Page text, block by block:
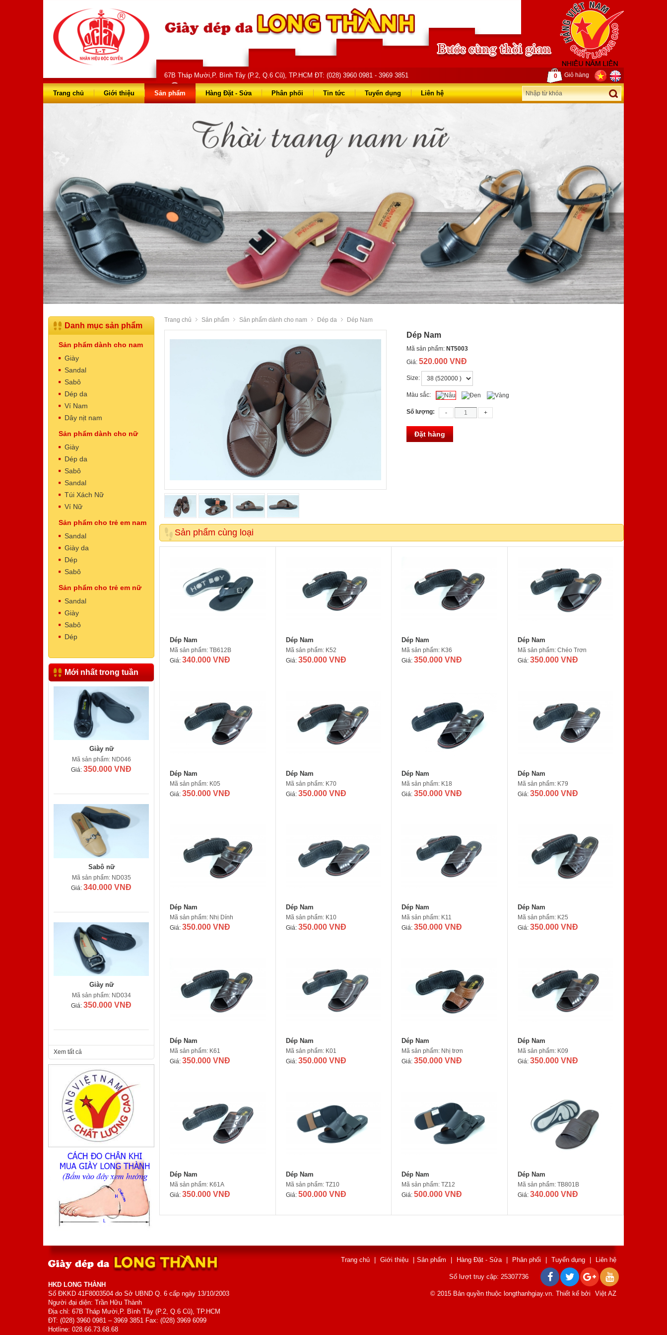
67B Tháp Mười,P. Bình Tây (P.2, Q.6 Cũ), TP.HCM ĐT: (028) 3960 0981 - 3969 3851
028 66 73 68 68 - 0903 823 714
0 Giỏ hàng
Trang chủ Giới thiệu Sản phẩm Hàng Đặt - Sửa Phân phối Tin tức Tuyển dụng Liên hệ
Trang chủ Sản phẩm Sản phẩm dành cho nam Dép da Dép Nam
Dép Nam
Mã sản phẩm: NT5003
Giá: 520.000 VNĐ
Size:
Màu sắc:
Số lượng:
Đặt hàng
Sản phẩm cùng loại
Dép Nam
Mã sản phẩm: TB612B
Giá: 340.000 VNĐ
Dép Nam
Mã sản phẩm: K52
Giá: 350.000 VNĐ
Dép Nam
Mã sản phẩm: K36
Giá: 350.000 VNĐ
Dép Nam
Mã sản phẩm: Chéo Trơn
Giá: 350.000 VNĐ
Dép Nam
Mã sản phẩm: K05
Giá: 350.000 VNĐ
Dép Nam
Mã sản phẩm: K70
Giá: 350.000 VNĐ
Dép Nam
Mã sản phẩm: K18
Giá: 350.000 VNĐ
Dép Nam
Mã sản phẩm: K79
Giá: 350.000 VNĐ
Dép Nam
Mã sản phẩm: Nhị Dính
Giá: 350.000 VNĐ
Dép Nam
Mã sản phẩm: K10
Giá: 350.000 VNĐ
Dép Nam
Mã sản phẩm: K11
Giá: 350.000 VNĐ
Dép Nam
Mã sản phẩm: K25
Giá: 350.000 VNĐ
Dép Nam
Mã sản phẩm: K61
Giá: 350.000 VNĐ
Dép Nam
Mã sản phẩm: K01
Giá: 350.000 VNĐ
Dép Nam
Mã sản phẩm: Nhị trơn
Giá: 350.000 VNĐ
Dép Nam
Mã sản phẩm: K09
Giá: 350.000 VNĐ
Dép Nam
Mã sản phẩm: K61A
Giá: 350.000 VNĐ
Dép Nam
Mã sản phẩm: TZ10
Giá: 500.000 VNĐ
Dép Nam
Mã sản phẩm: TZ12
Giá: 500.000 VNĐ
Dép Nam
Mã sản phẩm: TB801B
Giá: 340.000 VNĐ
Danh mục sản phẩm
Sản phẩm dành cho nam
Giày
Sandal
Sabô
Dép da
Ví Nam
Dây nịt nam
Sản phẩm dành cho nữ
Giày
Dép da
Sabô
Sandal
Túi Xách Nữ
Ví Nữ
Sản phẩm cho trẻ em nam
Sandal
Giày da
Dép
Sabô
Sản phẩm cho trẻ em nữ
Sandal
Giày
Sabô
Dép
Mới nhất trong tuần
Mã sản phẩm: NT5003
Dép Nam
Mã sản phẩm: NT5002
Giá:
Giá:500.000 VNĐ
Giày nữ
Mã sản phẩm: ND046
Giá: 350.000 VNĐ
Sabô nữ
Mã sản phẩm: ND035
Giá: 340.000 VNĐ
Giày nữ
Mã sản phẩm: ND034
Giá: 350.000 VNĐ
Giày nam
Mã sản phẩm: TA410TM
Giá:800.000 VNĐ
Xem tất cả
HKD LONG THÀNH
Số ĐKKD 41F8003504 do Sở UBND Q. 6 cấp ngày 13/10/2003
Người đại diện: Trần Hữu Thành
Địa chỉ: 67B Tháp Mười,P. Bình Tây (P.2, Q.6 Cũ), TP.HCM
ĐT: (028) 3960 0981 – 3969 3851 Fax: (028) 3969 6099
Hotline: 028.66.73.68.68
Trang chủ | Giới thiệu | Sản phẩm | Hàng Đặt - Sửa | Phân phối | Tuyển dụng | Liên hệ
Số lượt truy cập: 25307736
© 2015 Bản quyền thuộc longthanhgiay.vn. Thiết kế bởi Việt AZ